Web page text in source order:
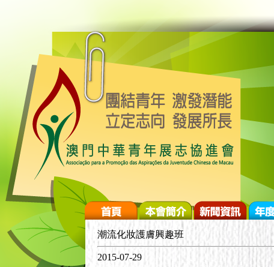
潮流化妝護膚興趣班
2015-07-29